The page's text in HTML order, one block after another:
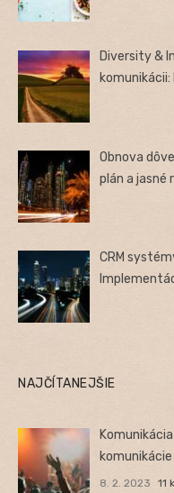
Diversity &
Obnova
plán a jasné
CRM
NAJČÍTANEJŠIE
komunikácie
8. 2. 2023 11